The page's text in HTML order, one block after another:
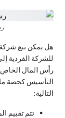
هل يمكن بيع
للشركة الفردية
رأس المال
التأسيس كحصة
التالية:
تتم تقييم